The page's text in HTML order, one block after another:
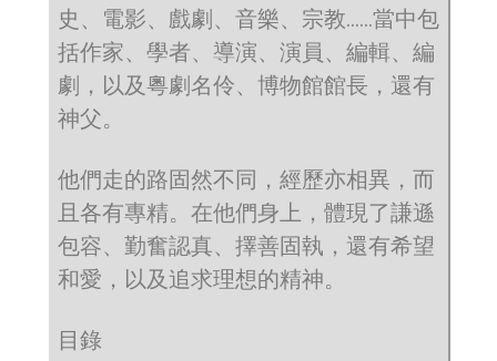
史、電影、戲劇、音樂、宗教……當中包
括作家、學者、導演、演員、編輯、編
劇，以及粵劇名伶、博物館館長，還有
神父。
他們走的路固然不同，經歷亦相異，而
且各有專精。在他們身上，體現了謙遜
包容、勤奮認真、擇善固執，還有希望
和愛，以及追求理想的精神。
目錄